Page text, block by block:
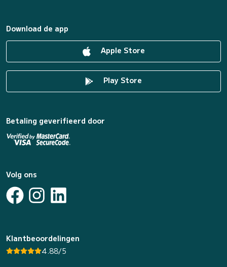
Download de app
Apple Store
Play Store
Betaling geverifieerd door
Volg ons
Klantbeoordelingen
4.88/5